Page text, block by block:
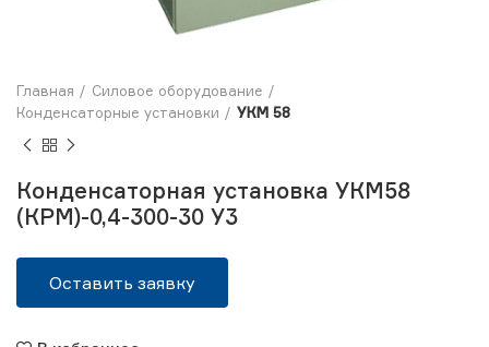
Главная
Силовое оборудование
Конденсаторные установки
УКМ 58
Конденсаторная установка УКМ58
(КРМ)-0,4-300-30 У3
Оставить заявку